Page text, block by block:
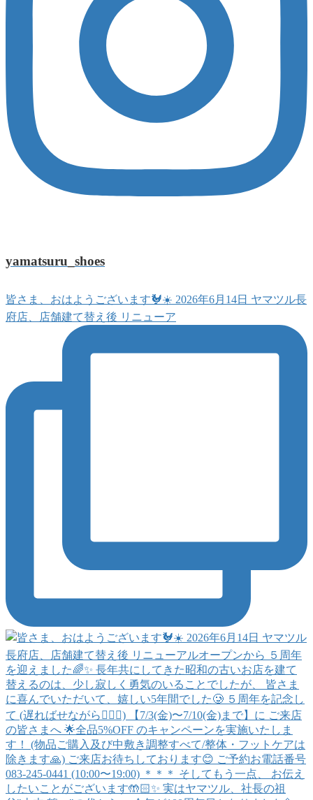
yamatsuru_shoes
皆さま、おはようございます🐓☀️ 2026年6月14日 ヤマツル長
府店、店舗建て替え後 リニューア